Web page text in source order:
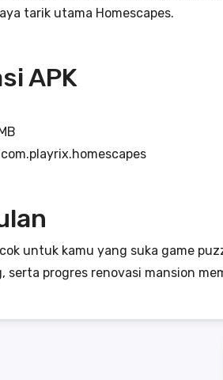
tarik utama Homescapes.
APK
untuk kamu yang suka game
serta progres renovasi mansion